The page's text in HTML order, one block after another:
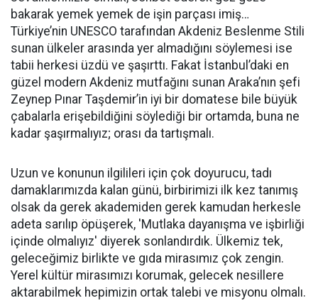
bakarak yemek yemek de işin parçası imiş…
Türkiye’nin UNESCO tarafından Akdeniz Beslenme Stili
sunan ülkeler arasında yer almadığını söylemesi ise
tabii herkesi üzdü ve şaşırttı. Fakat İstanbul’daki en
güzel modern Akdeniz mutfağını sunan Araka’nın şefi
Zeynep Pınar Taşdemir’in iyi bir domatese bile büyük
çabalarla erişebildiğini söylediği bir ortamda, buna ne
kadar şaşırmalıyız; orası da tartışmalı.
Uzun ve konunun ilgilileri için çok doyurucu, tadı
damaklarımızda kalan günü, birbirimizi ilk kez tanımış
olsak da gerek akademiden gerek kamudan herkesle
adeta sarılıp öpüşerek, 'Mutlaka dayanışma ve işbirliği
içinde olmalıyız' diyerek sonlandırdık. Ülkemiz tek,
geleceğimiz birlikte ve gıda mirasımız çok zengin.
Yerel kültür mirasımızı korumak, gelecek nesillere
aktarabilmek hepimizin ortak talebi ve misyonu olmalı.